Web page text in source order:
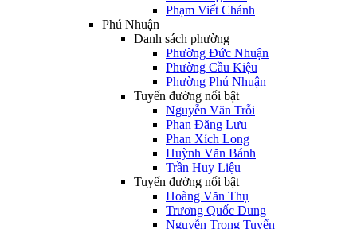
Phạm Viết Chánh
Phú Nhuận
Danh sách phường
Phường Đức Nhuận
Phường Cầu Kiệu
Phường Phú Nhuận
Tuyến đường nổi bật
Nguyễn Văn Trỗi
Phan Đăng Lưu
Phan Xích Long
Huỳnh Văn Bánh
Trần Huy Liệu
Tuyến đường nổi bật
Hoàng Văn Thụ
Trương Quốc Dung
Nguyễn Trọng Tuyển